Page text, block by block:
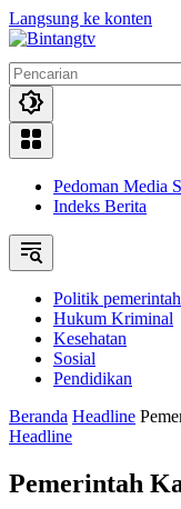
Langsung ke konten
Pedoman Media
Indeks Berita
Politik
Hukum Kriminal
Kesehatan
Sosial
Pendidikan
Beranda Headline
Headline
Pemerintah